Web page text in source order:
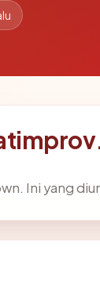
Ini yang